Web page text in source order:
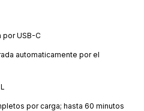
por USB-C
automaticamente por el
por carga; hasta 60 minutos